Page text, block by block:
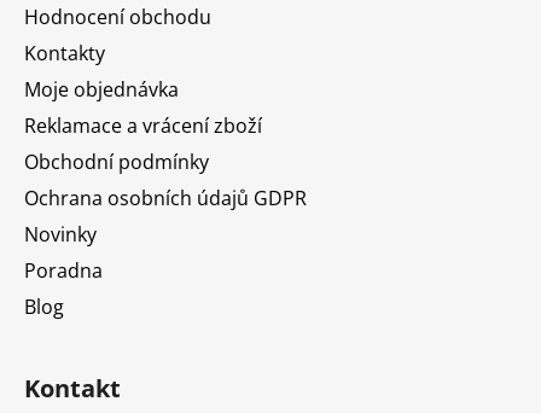
Hodnocení obchodu
Kontakty
Moje objednávka
Reklamace a vrácení zboží
Obchodní podmínky
Ochrana osobních údajů GDPR
Novinky
Poradna
Blog
Kontakt